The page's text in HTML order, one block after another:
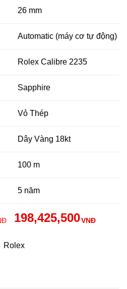
26 mm
Automatic (máy cơ tự động)
Rolex Calibre 2235
Sapphire
Vỏ Thép
Dây Vàng 18kt
100 m
5 năm
198,425,500VNĐ
Rolex